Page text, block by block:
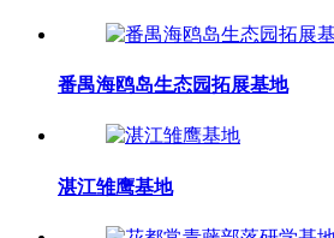
番禺海鸥岛生态园拓展基地
湛江雏鹰基地